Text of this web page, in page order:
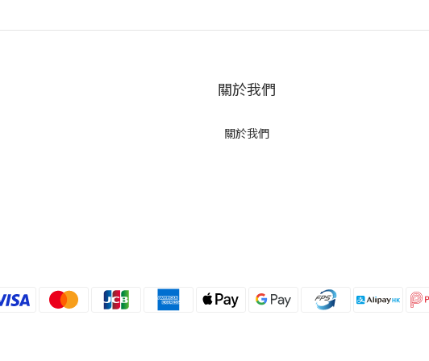
關於我們
關於我們